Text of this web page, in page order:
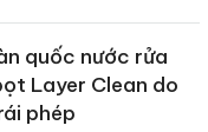
quốc nước rửa
Layer Clean do
phép